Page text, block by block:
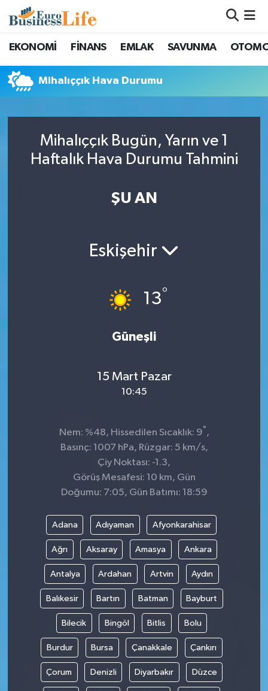
EKONOMİ FİNANS EMLAK SAVUNMA
Mihalıççık Hava Durumu
Mihalıççık Bugün, Yarın ve 1
Haftalık Hava Durumu Tahmini
ŞU AN
Eskişehir
13°
Güneşli
15 Mart Pazar
10:45
Nem: %48, Hissedilen Sıcaklık: 9° ,
Basınç: 1007 hPa, Rüzgar: 5 km/s,
Çiy Noktası: -1.3,
Görüş Mesafesi: 10 km, Gün
Doğumu: 7:05, Gün Batımı: 18:59
Adana Adıyaman Afyonkarahisar
Ağrı Aksaray Amasya Ankara
Antalya Ardahan Artvin Aydın
Balıkesir Bartın Batman Bayburt
Bilecik Bingöl Bitlis Bolu
Burdur Bursa Çanakkale Çankırı
Çorum Denizli Diyarbakır Düzce
Nöbetçi Eczaneler
Hava Durumu
Trafik Durumu
Süper Lig Puan Durumu ve Fikstür